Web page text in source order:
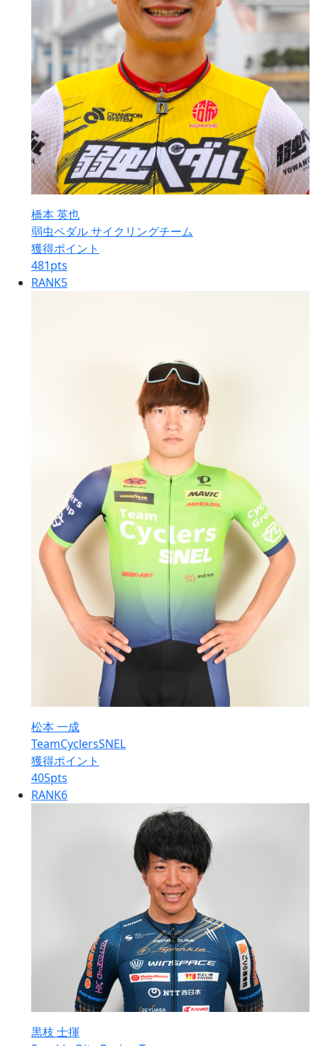
橋本 英也
弱虫ペダル サイクリングチーム
獲得ポイント
481pts
RANK5
松本 一成
TeamCyclersSNEL
獲得ポイント
405pts
RANK6
黒枝 士揮